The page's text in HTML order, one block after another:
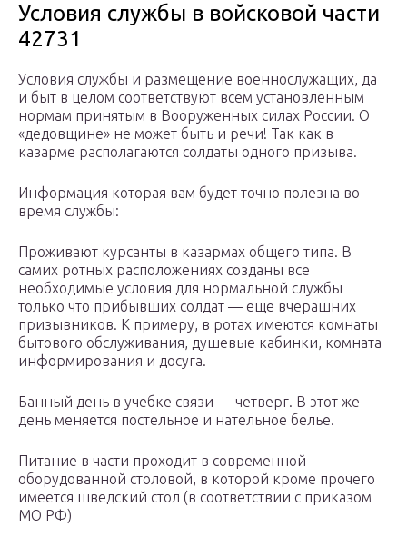
Условия службы в войсковой части
42731
Условия службы и размещение военнослужащих, да
и быт в целом соответствуют всем установленным
нормам принятым в Вооруженных силах России. О
«дедовщине» не может быть и речи! Так как в
казарме располагаются солдаты одного призыва.
Информация которая вам будет точно полезна во
время службы:
Проживают курсанты в казармах общего типа. В
самих ротных расположениях созданы все
необходимые условия для нормальной службы
только что прибывших солдат — еще вчерашних
призывников. К примеру, в ротах имеются комнаты
бытового обслуживания, душевые кабинки, комната
информирования и досуга.
Банный день в учебке связи — четверг. В этот же
день меняется постельное и нательное белье.
Питание в части проходит в современной
оборудованной столовой, в которой кроме прочего
имеется шведский стол (в соответствии с приказом
МО РФ)